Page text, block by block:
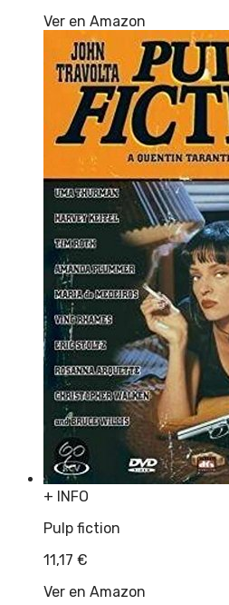
Ver en Amazon
+ INFO
Pulp fiction
11,17 €
Ver en Amazon